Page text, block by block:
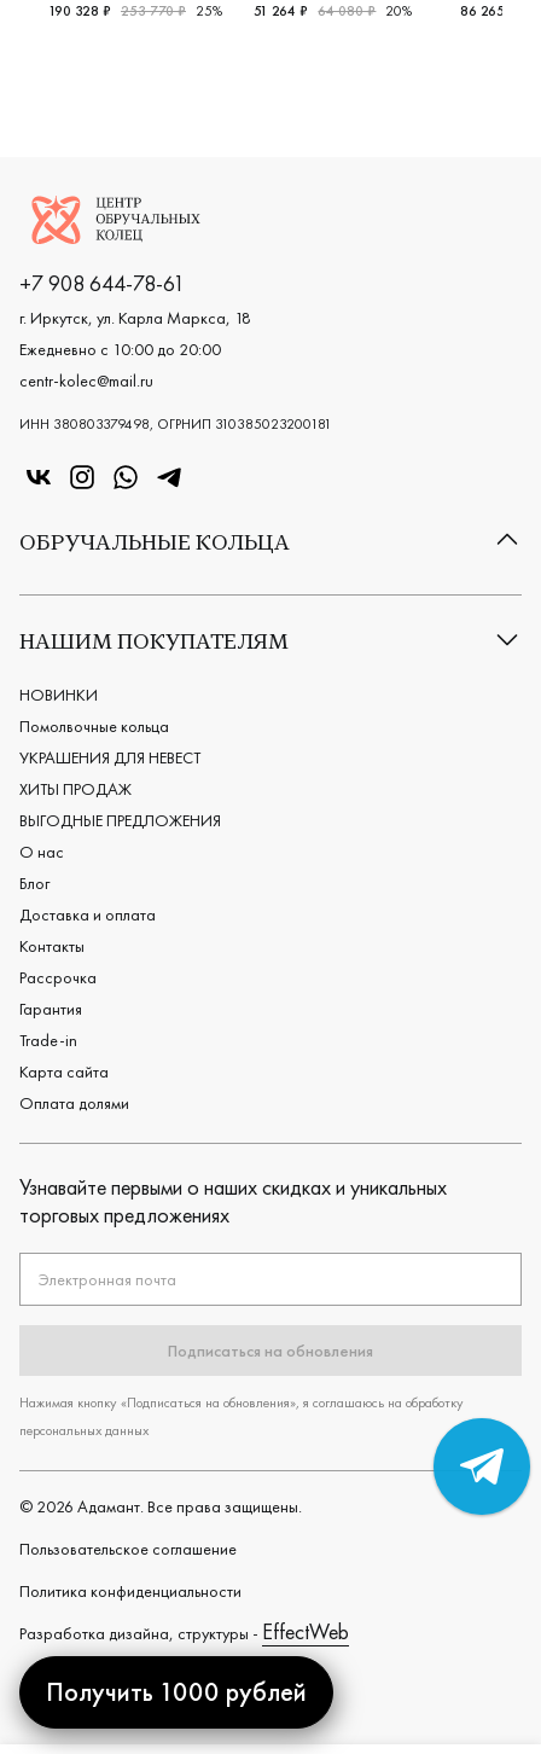
190 328 ₽ 253 770 ₽ 25% 51 264 ₽ 64 080 ₽ 20% 86 265 ₽
Логотип компании
+7 908 644-78-61
г. Иркутск, ул. Карла Маркса, 18
Ежедневно с 10:00 до 20:00
centr-kolec@mail.ru
ИНН 380803379498, ОГРНИП 310385023200181
«Центр колец» в VK
«Центр колец» в Instagram
«Центр колец» в Whatsapp
«Центр колец» в Telegram
ОБРУЧАЛЬНЫЕ КОЛЬЦА
Все обручальные кольца
Европейские обручальные кольца
Мужские обручальные кольца
Женские обручальные кольца
Обручальные кольца из платины
Дизайнерские обручальные кольца
Черные обручальные кольца
НАШИМ ПОКУПАТЕЛЯМ
НОВИНКИ
Помолвочные кольца
УКРАШЕНИЯ ДЛЯ НЕВЕСТ
ХИТЫ ПРОДАЖ
ВЫГОДНЫЕ ПРЕДЛОЖЕНИЯ
О нас
Блог
Доставка и оплата
Контакты
Рассрочка
Гарантия
Trade-in
Карта сайта
Оплата долями
Узнавайте первыми о наших скидках и уникальных
торговых предложениях
Электронная почта
Подписаться на обновления
Нажимая кнопку «Подписаться на обновления», я соглашаюсь на обработку
персональных данных
© 2026 Адамант. Все права защищены.
Пользовательское cоглашение
Политика конфиденциальности
Разработка дизайна, структуры - EffectWeb
Created by
Получить 1000 рублей